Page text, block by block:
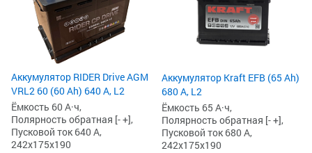
Аккумулятор RIDER Drive AGM
VRL2 60 (60 Ah) 640 А, L2
Ёмкость 60 А·ч,
Полярность обратная [- +],
Пусковой ток 640 А,
242x175x190
Аккумулятор Kraft EFB (65 Ah)
680 А, L2
Ёмкость 65 А·ч,
Полярность обратная [- +],
Пусковой ток 680 А,
242x175x190